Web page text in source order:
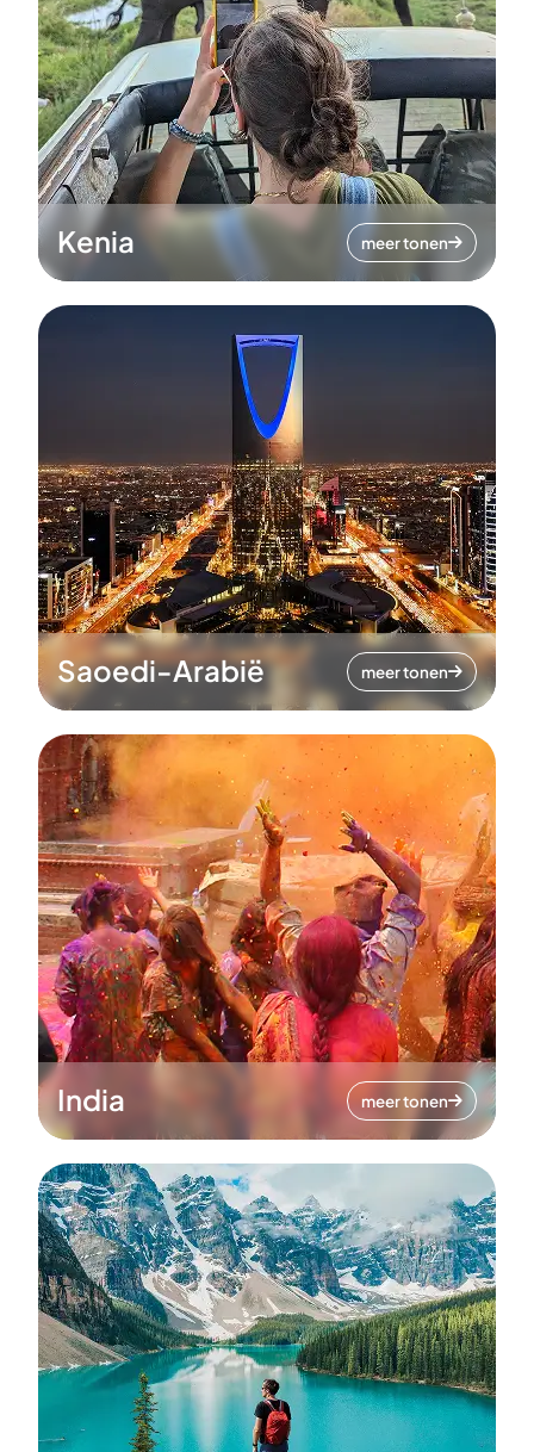
Kenia meer tonen
Saoedi-Arabië meer tonen
India meer tonen